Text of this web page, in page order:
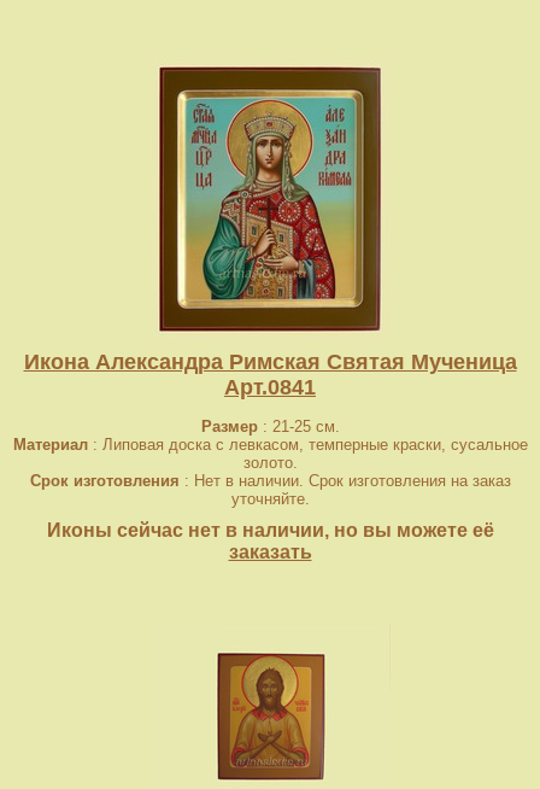
Икона Александра Римская Святая Мученица
Арт.0841
Размер: 21-25 см.
Материал: Липовая доска с левкасом, темперные краски, сусальное
золото.
Срок изготовления : Нет в наличии. Срок изготовления на заказ
уточняйте.
Иконы сейчас нет в наличии, но вы можете её
заказать